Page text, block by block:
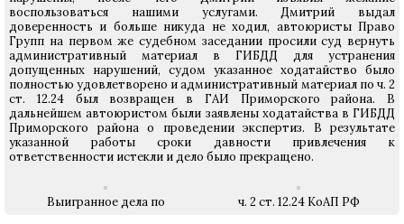
воспользоваться нашими услугами. Дмитрий выдал
доверенность и больше никуда не ходил, автоюристы Право
Групп на первом же судебном заседании просили суд вернуть
административный материал в ГИБДД для устранения
допущенных нарушений, судом указанное ходатайство было
полностью удовлетворено и административный материал по ч. 2
ст. 12.24 был возвращен в ГАИ Приморского района. В
дальнейшем автоюристом были заявлены ходатайства в ГИБДД
Приморского района о проведении экспертиз. В результате
указанной работы сроки давности привлечения к
ответственности истекли и дело было прекращено.
Выигранное дела по ч. 2 ст. 12.24 КоАП РФ